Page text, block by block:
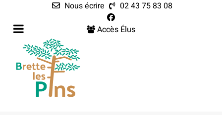
Nous écrire
02 43 75 83 08
Accès Élus